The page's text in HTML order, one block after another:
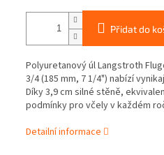
Přidat do
Polyuretanový úl Langstroth
3/4 (185 mm, 7 1/4") nabízí
Díky 3,9 cm silné stěně,
podmínky pro včely v každém
Detailní informace